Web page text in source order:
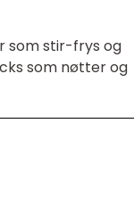
som stir-frys og
som nøtter og